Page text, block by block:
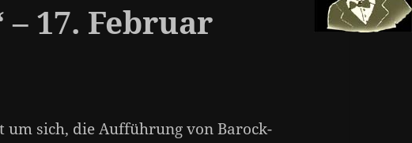
17. Februar
sich, die Aufführung von Barock-